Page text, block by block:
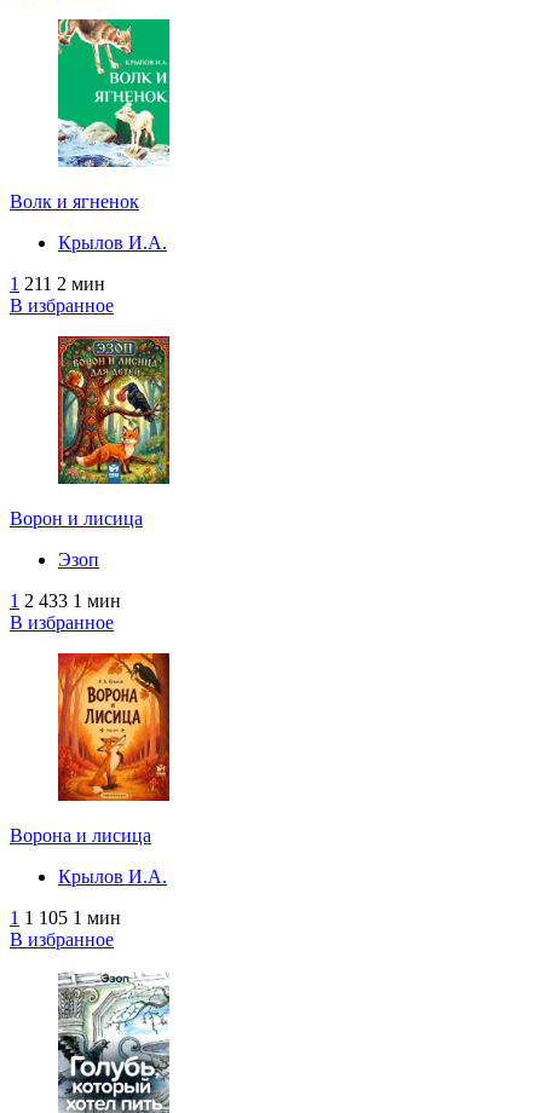
Волк и ягненок
Крылов И.А.
1 211 2 мин
В избранное
Ворон и лисица
Эзоп
1 2 433 1 мин
В избранное
Ворона и лисица
Крылов И.А.
1 1 105 1 мин
В избранное